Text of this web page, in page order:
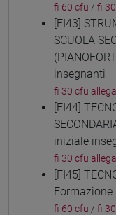
fi 60 cfu / fi
[FI43]
SCUOLA
insegnanti
fi 30 cfu
[FI44]
iniziale
fi 30 cfu
[FI45]
fi 60 cfu / fi